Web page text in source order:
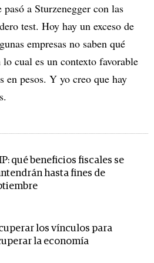
a Sturzenegger con las
test. Hoy hay un exceso de
empresas no saben qué
cual es un contexto favorable
en pesos. Y yo creo que hay
qué beneficios fiscales se
hasta fines de
los vínculos para
la economía